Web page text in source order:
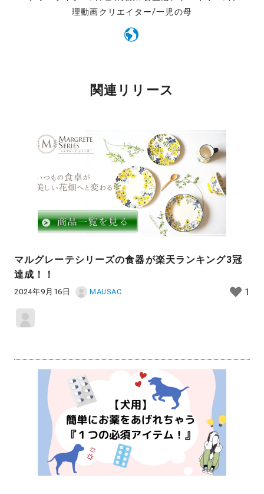
理動画クリエイター/一児の母
関連リリース
マルグレーテシリーズの食器が楽天ランキング3冠
達成！！
2024年9月16日 MAUSAC 1